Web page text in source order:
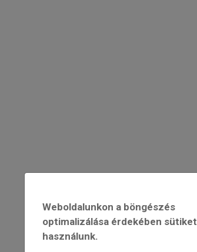
Weboldalunkon a böngészés
optimalizálása érdekében sütiket
használunk.